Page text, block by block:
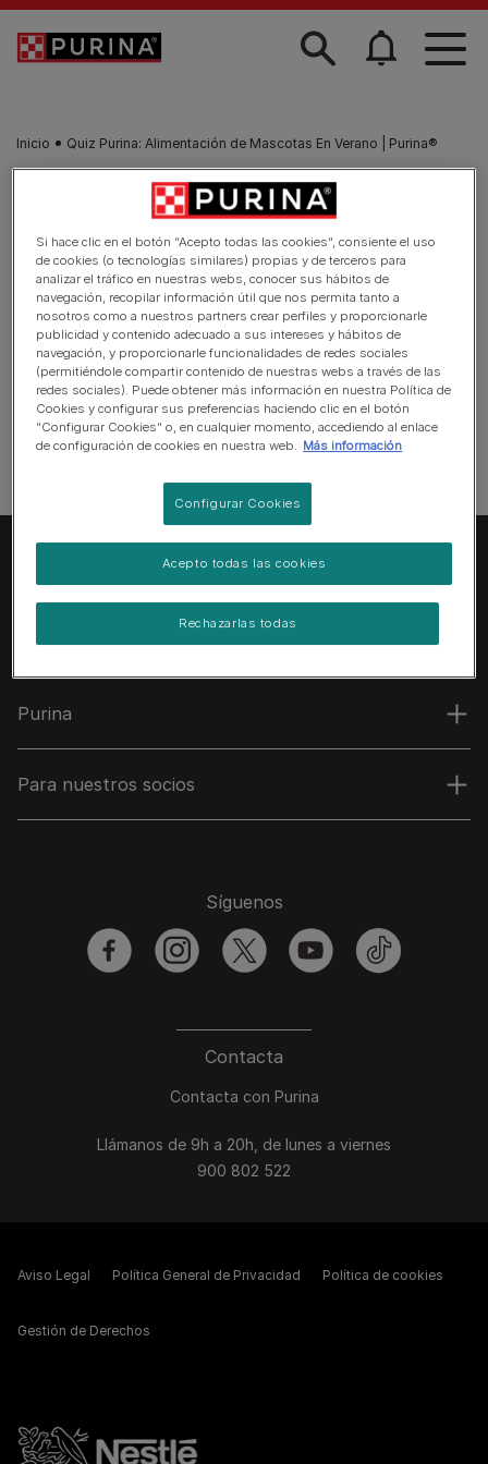
Skip to main content
Inicio Quiz Purina: Alimentación de Mascotas En Verano | Purina®
Purina
Para nuestros socios
Contacta
Contacta con Purina
Llámanos de 9h a 20h, de lunes a viernes
900 802 522
Síguenos
facebookinstagramtwitter youtubetiktok
Aviso Legal Política General de Privacidad Política de cookies
Gestión de Derechos
Si hace clic en el botón “Acepto todas las cookies”, consiente el uso
de cookies (o tecnologías similares) propias y de terceros para
analizar el tráfico en nuestras webs, conocer sus hábitos de
navegación, recopilar información útil que nos permita tanto a
nosotros como a nuestros partners crear perfiles y proporcionarle
publicidad y contenido adecuado a sus intereses y hábitos de
navegación, y proporcionarle funcionalidades de redes sociales
(permitiéndole compartir contenido de nuestras webs a través de las
redes sociales). Puede obtener más información en nuestra Política de
Cookies y configurar sus preferencias haciendo clic en el botón
“Configurar Cookies” o, en cualquier momento, accediendo al enlace
de configuración de cookies en nuestra web. Más información
Configurar Cookies
Rechazarlas todas
Acepto todas las cookies